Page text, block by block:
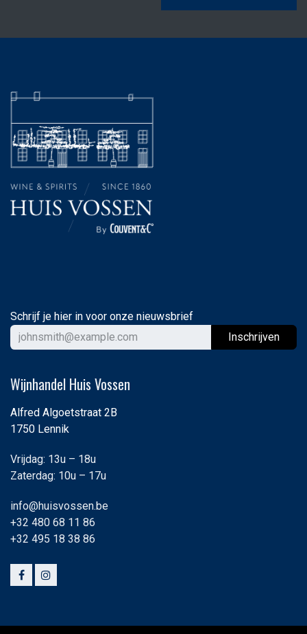
Schrijf je hier in voor onze nieuwsbrief
Inschrijven
Wijnhandel Huis Vossen
Alfred Algoetstraat 2B
1750 Lennik
Vrijdag: 13u – 18u
Zaterdag: 10u – 17u
info@huisvossen.be
+32 480 68 11 86
+32 495 18 38 86